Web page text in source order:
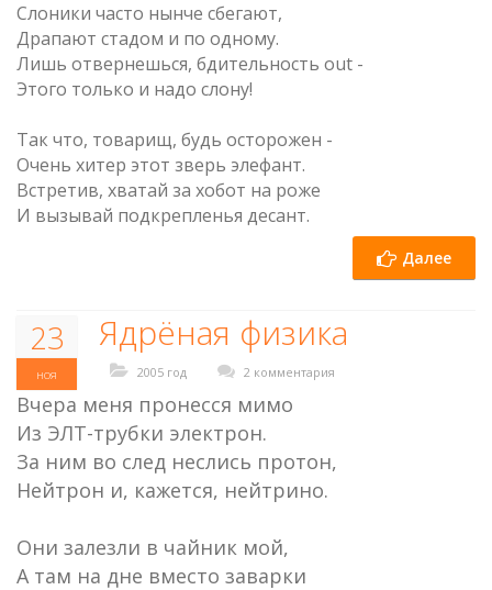
Слоники часто нынче сбегают,
Драпают стадом и по одному.
Лишь отвернешься, бдительность out -
Этого только и надо слону!
Так что, товарищ, будь осторожен -
Очень хитер этот зверь элефант.
Встретив, хватай за хобот на роже
И вызывай подкрепленья десант.
Далее
23
ноя
Ядрёная физика
2005 год 2 комментария
Вчера меня пронесся мимо
Из ЭЛТ-трубки электрон.
За ним во след неслись протон,
Нейтрон и, кажется, нейтрино.
Они залезли в чайник мой,
А там на дне вместо заварки